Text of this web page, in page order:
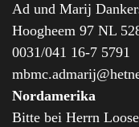
Ad und Marij
Hoogheem 97 NL
0031/041 16-7 5791
Nordamerika
Bitte bei Herrn